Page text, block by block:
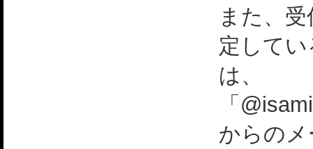
また、
定して
は、
「
からの